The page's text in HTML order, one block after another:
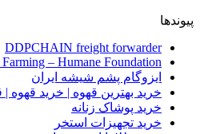
پیوندها
DDPCHAIN freight forwarder
– Humane Foundation
ایزوگام پشم شیشه ایران
خرید بهترین قهوه | خرید قهوه |
خرید پوشاک زنانه
خرید تجهیزات استخر